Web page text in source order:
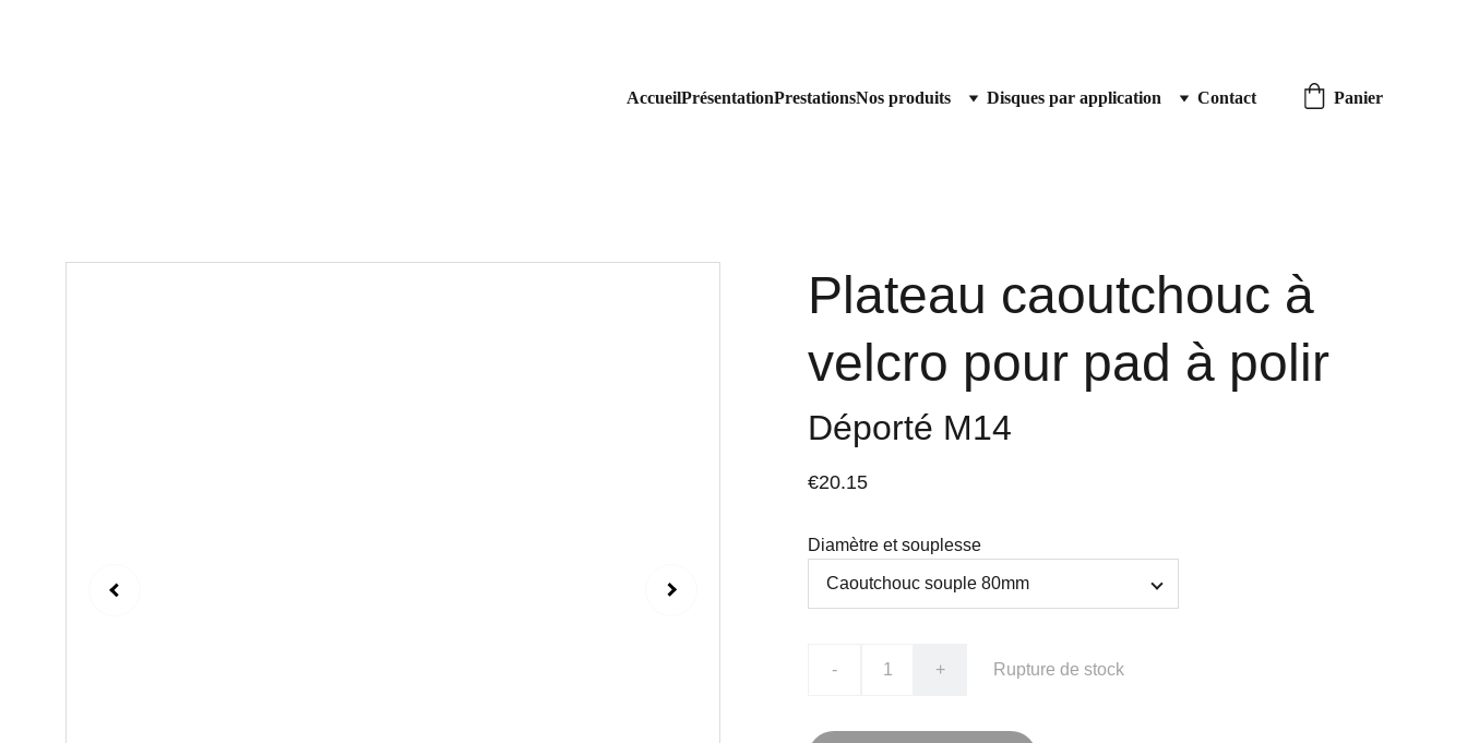
AccueilPrésentationPrestationsNos produits Disques par application Contact Panier
Plateau caoutchouc à
velcro pour pad à polir
Déporté M14
€20.15
Diamètre et souplesse
- + Rupture de stock